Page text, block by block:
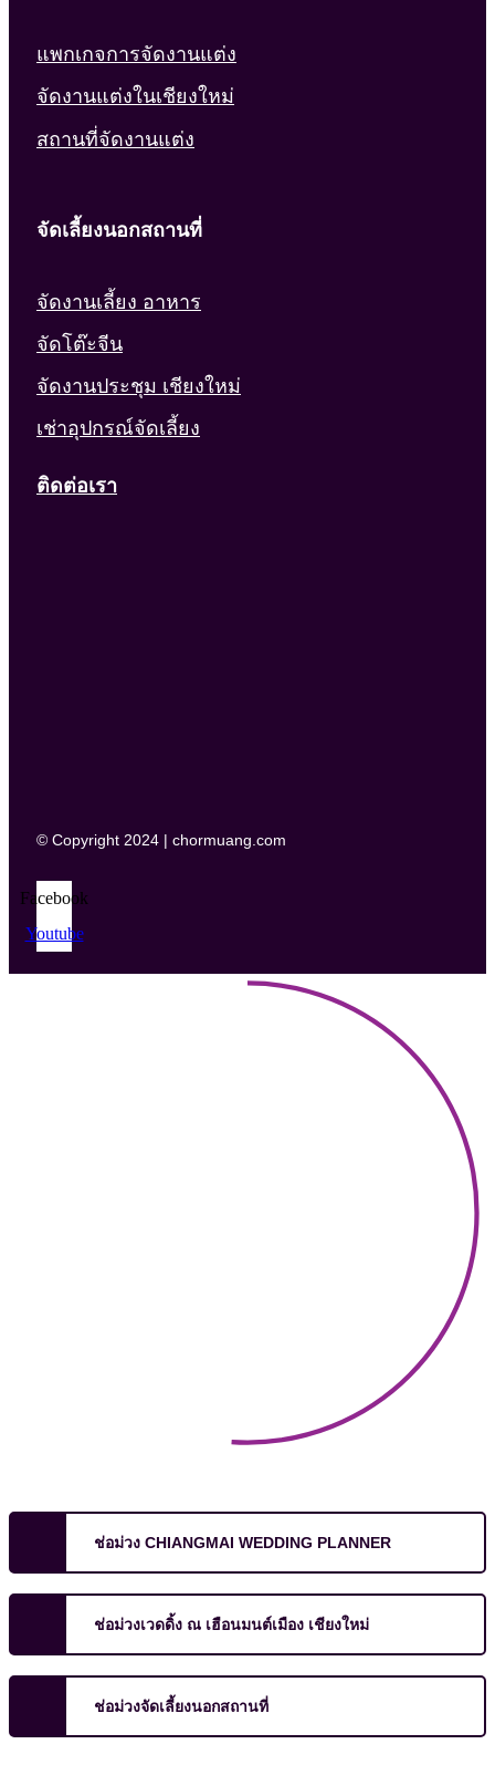
แพกเกจการจัดงานแต่ง
จัดงานแต่งในเชียงใหม่
สถานที่จัดงานแต่ง
จัดเลี้ยงนอกสถานที่
จัดงานเลี้ยง อาหาร
จัดโต๊ะจีน
จัดงานประชุม เชียงใหม่
เช่าอุปกรณ์จัดเลี้ยง
ติดต่อเรา
© Copyright 2024 | chormuang.com
Facebook
Youtube
ช่อม่วง CHIANGMAI WEDDING PLANNER
ช่อม่วงเวดดิ้ง ณ เฮือนมนต์เมือง เชียงใหม่
ช่อม่วงจัดเลี้ยงนอกสถานที่